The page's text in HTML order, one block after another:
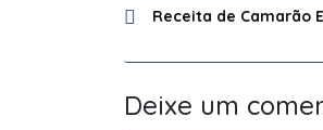
Navegação
de
Post
Receita de Camarão
Deixe um